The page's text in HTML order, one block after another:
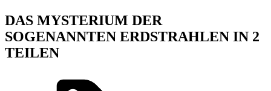
DAS MYSTERIUM DER
SOGENANNTEN ERDSTRAHLEN IN 2
TEILEN